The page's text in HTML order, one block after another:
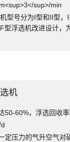
sup>/min
型号分为I型和II型，
型浮选机改进设计，
机
50-60%，浮选回收
定压力的气升空气